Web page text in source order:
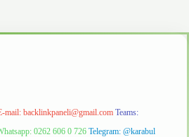
mail: backlinkpaneli@gmail.com Teams:
0262 606 0 726 Telegram: @karabul